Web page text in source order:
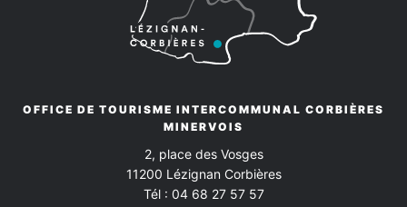
Chèques bancaires et postaux
OFFICE DE TOURISME INTERCOMMUNAL CORBIÈRES
MINERVOIS
2, place des Vosges
11200 Lézignan Corbières
Tél : 04 68 27 57 57